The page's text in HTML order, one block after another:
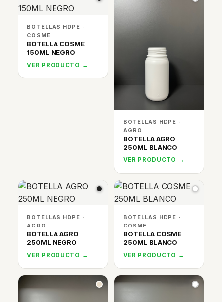
BOTELLAS HDPE ·
COSME
BOTELLA COSME
150ML NEGRO
VER PRODUCTO →
BOTELLAS HDPE ·
AGRO
BOTELLA AGRO
250ML BLANCO
VER PRODUCTO →
BOTELLAS HDPE ·
AGRO
BOTELLA AGRO
250ML NEGRO
VER PRODUCTO →
BOTELLAS HDPE ·
COSME
BOTELLA COSME
250ML BLANCO
VER PRODUCTO →